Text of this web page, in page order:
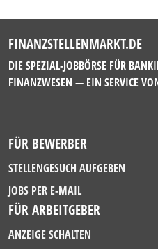
FINANZSTELLENMARKT.DE
DIE SPEZIAL-JOBBÖRSE FÜR
FINANZWESEN — EIN SERVICE
FÜR BEWERBER
STELLENGESUCH AUFGEBEN
JOBS PER E-MAIL
FÜR ARBEITGEBER
ANZEIGE SCHALTEN